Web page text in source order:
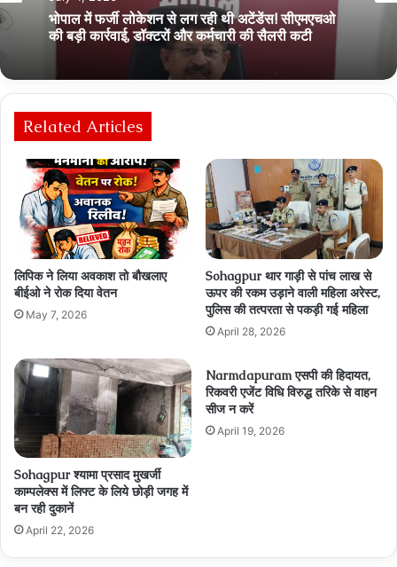
July 4, 2026
भोपाल में फर्जी लोकेशन से लग रही थी अटेंडेंस! सीएमएचओ
की बड़ी कार्रवाई, डॉक्टरों और कर्मचारी की सैलरी कटी
July 3, 2026
Bhopal राजधानी के अचारपुरा इंडस्ट्रियल एरिया में खाद्य
फ़ैक्ट्री को किया सील
Related Articles
लिपिक ने लिया अवकाश तो बौखलाए
बीईओ ने रोक दिया वेतन
May 7, 2026
Sohagpur थार गाड़ी से पांच लाख से
ऊपर की रकम उड़ाने वाली महिला अरेस्ट,
पुलिस की तत्परता से पकड़ी गई महिला
April 28, 2026
Sohagpur श्यामा प्रसाद मुखर्जी
काम्पलेक्स में लिफ्ट के लिये छोड़ी जगह में
बन रही दुकानें
April 22, 2026
Narmdapuram एसपी की हिदायत,
रिकवरी एजेंट विधि विरुद्ध तरिके से वाहन
सीज न करें
April 19, 2026